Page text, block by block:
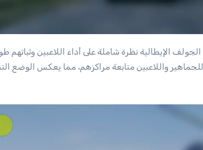
للجماهير واللاعبين متابعة مراكزهم، مما يعكس الوضع